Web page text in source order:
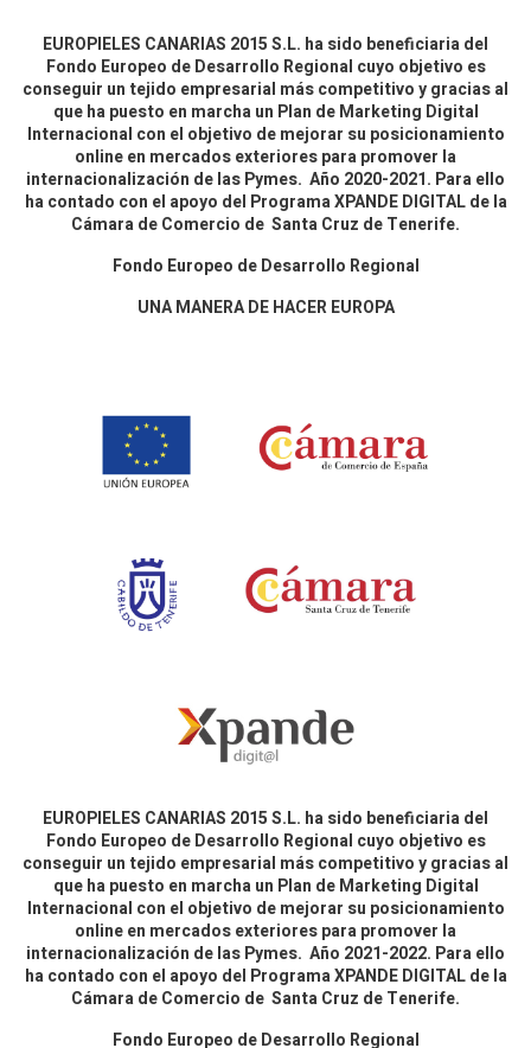
EUROPIELES CANARIAS 2015 S.L. ha sido beneficiaria del
Fondo Europeo de Desarrollo Regional cuyo objetivo es
conseguir un tejido empresarial más competitivo y gracias al
que ha puesto en marcha un Plan de Marketing Digital
Internacional con el objetivo de mejorar su posicionamiento
online en mercados exteriores para promover la
internacionalización de las Pymes. Año 2020-2021. Para ello
ha contado con el apoyo del Programa XPANDE DIGITAL de la
Cámara de Comercio de Santa Cruz de Tenerife.
Fondo Europeo de Desarrollo Regional
UNA MANERA DE HACER EUROPA
EUROPIELES CANARIAS 2015 S.L. ha sido beneficiaria del
Fondo Europeo de Desarrollo Regional cuyo objetivo es
conseguir un tejido empresarial más competitivo y gracias al
que ha puesto en marcha un Plan de Marketing Digital
Internacional con el objetivo de mejorar su posicionamiento
online en mercados exteriores para promover la
internacionalización de las Pymes. Año 2021-2022. Para ello
ha contado con el apoyo del Programa XPANDE DIGITAL de la
Cámara de Comercio de Santa Cruz de Tenerife.
Fondo Europeo de Desarrollo Regional